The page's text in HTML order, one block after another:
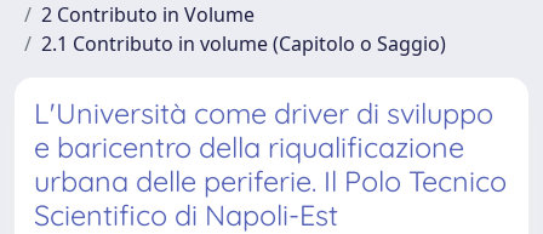
2 Contributo in Volume
2.1 Contributo in volume (Capitolo o Saggio)
L'Università come driver di sviluppo
e baricentro della riqualificazione
urbana delle periferie. Il Polo Tecnico
Scientifico di Napoli-Est